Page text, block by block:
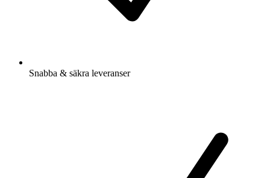
Snabba & säkra leveranser